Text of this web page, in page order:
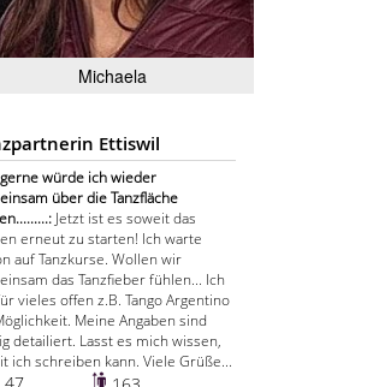
Michaela
Ettiswil
würde ich wieder
über die Tanzfläche
Jetzt ist es soweit das
erneut zu starten! Ich warte
auf Tanzkurse. Wollen wir
das Tanzfieber fühlen... Ich
vieles offen z.B. Tango Argentino
Meine Angaben sind
detailiert. Lasst es mich wissen,
ich schreiben kann. Viele Grüße...